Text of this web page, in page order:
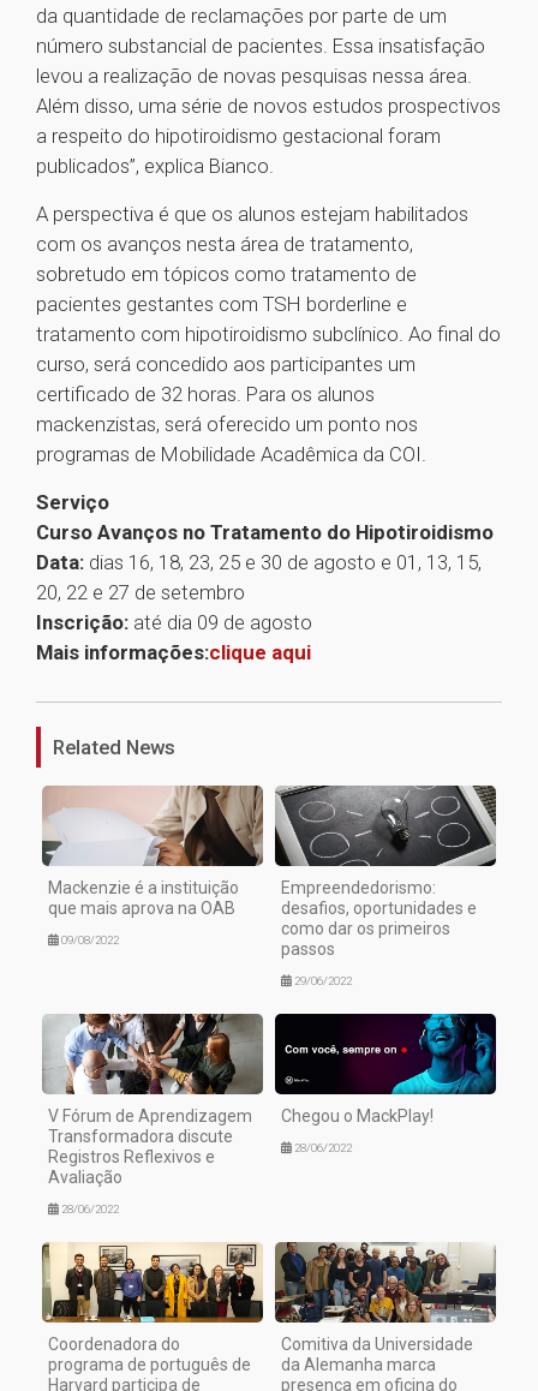
da quantidade de reclamações por parte de um
número substancial de pacientes. Essa insatisfação
levou a realização de novas pesquisas nessa área.
Além disso, uma série de novos estudos prospectivos
a respeito do hipotiroidismo gestacional foram
publicados”, explica Bianco.
A perspectiva é que os alunos estejam habilitados
com os avanços nesta área de tratamento,
sobretudo em tópicos como tratamento de
pacientes gestantes com TSH borderline e
tratamento com hipotiroidismo subclínico. Ao final do
curso, será concedido aos participantes um
certificado de 32 horas. Para os alunos
mackenzistas, será oferecido um ponto nos
programas de Mobilidade Acadêmica da COI.
Serviço
Curso Avanços no Tratamento do Hipotiroidismo
Data: dias 16, 18, 23, 25 e 30 de agosto e 01, 13, 15,
20, 22 e 27 de setembro
Inscrição: até dia 09 de agosto
Mais informações:clique aqui
1
Related News
Mackenzie é a instituição
que mais aprova na OAB
09/08/2022
Empreendedorismo:
desafios, oportunidades e
como dar os primeiros
passos
29/06/2022
V Fórum de Aprendizagem
Transformadora discute
Registros Reflexivos e
Avaliação
28/06/2022
Chegou o MackPlay!
28/06/2022
Coordenadora do
programa de português de
Harvard participa de
Comitiva da Universidade
da Alemanha marca
presença em oficina do